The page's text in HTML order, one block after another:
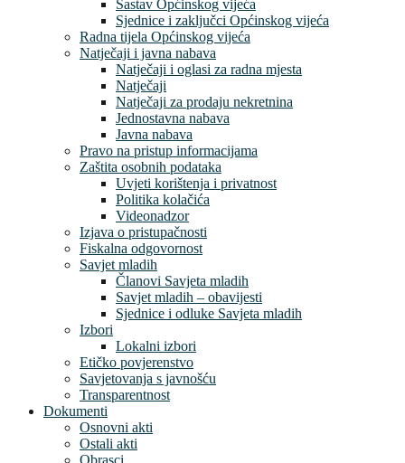
Sastav Općinskog vijeća
Sjednice i zaključci Općinskog vijeća
Radna tijela Općinskog vijeća
Natječaji i javna nabava
Natječaji i oglasi za radna mjesta
Natječaji
Natječaji za prodaju nekretnina
Jednostavna nabava
Javna nabava
Pravo na pristup informacijama
Zaštita osobnih podataka
Uvjeti korištenja i privatnost
Politika kolačića
Videonadzor
Izjava o pristupačnosti
Fiskalna odgovornost
Savjet mladih
Članovi Savjeta mladih
Savjet mladih – obavijesti
Sjednice i odluke Savjeta mladih
Izbori
Lokalni izbori
Etičko povjerenstvo
Savjetovanja s javnošću
Transparentnost
Dokumenti
Osnovni akti
Ostali akti
Obrasci